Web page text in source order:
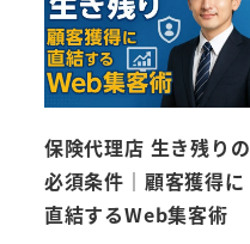
保険代理店 生き残りの
必須条件｜顧客獲得に
直結するWeb集客術